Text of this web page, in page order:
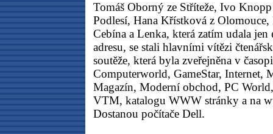
Tomáš Oborný ze Stříteže, Ivo
Podlesí, Hana Křístková z
Cebína a Lenka, která zatím udala
adresu, se stali hlavními vítězi
soutěže, která byla zveřejněna v
Computerworld, GameStar, Internet,
Magazín, Moderní obchod, PC
VTM, katalogu WWW stránky a na
Dostanou počítače Dell.